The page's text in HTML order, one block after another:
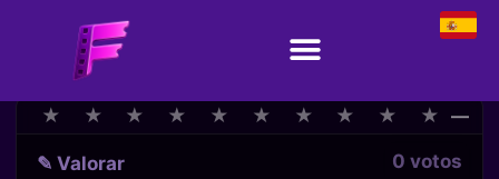
★
★ ★
★ ★
★ ★
★ ★
★ ★
★ ★
★ ★
★ ★
★ ★
★ —
✎ Valorar 0 votos